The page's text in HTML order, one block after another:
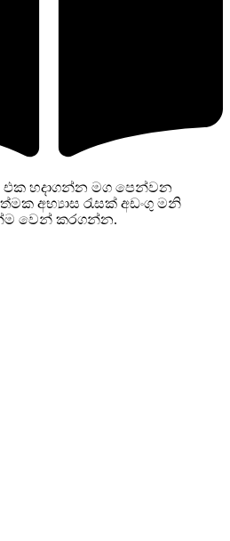
එක හදාගන්න මග පෙන්වන
අභ්‍යාස රැසක් අඩංගු මනි
වෙන් කරගන්න.